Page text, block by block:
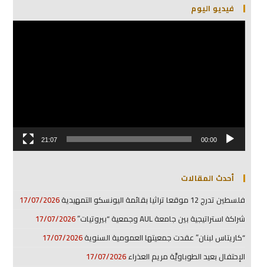
فيديو اليوم
مشغل
00:00
21:07
أحدث المقالات
فلسطين تدرج 12 موقعا تراثيا بقائمة اليونسكو التمهيدية
17/07/2026
شراكة استراتيجية بين جامعة AUL وجمعية “بيروتيات”
17/07/2026
“كاريتاس لبنان” عقدت جمعيتها العمومية السنوية17/07/2026
الإحتفال بعيد الطوباويَّة مريم العذراء17/07/2026